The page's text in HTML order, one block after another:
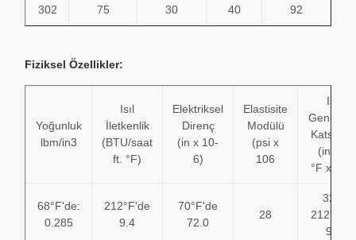
302 75 30 40 92
Fiziksel Özellikler:
Yoğunluk
lbm/in3
Isıl
İletkenlik
(BTU/saat
ft. °F)
Elektriksel
Direnç
(in x 10-
6)
Elastisite
Modülü
(psi x
106
Isıl
Katsayısı
(in/in)/
°F x 10-
68°F'de:
0.285
212°F'de
9.4
70°F'de
72.0
28
32 –
212°F'de
9.6